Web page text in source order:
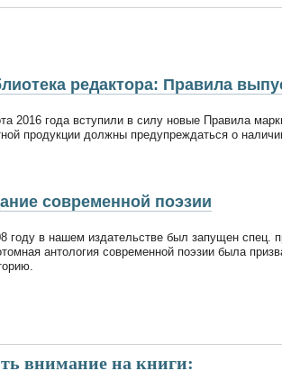
редактора: Правила
2016 года вступили в силу новые Правила
продукции должны предупреждаться о
современной поэзии
году в нашем издательстве был запущен спец.
антология современной поэзии была
внимание на книги: